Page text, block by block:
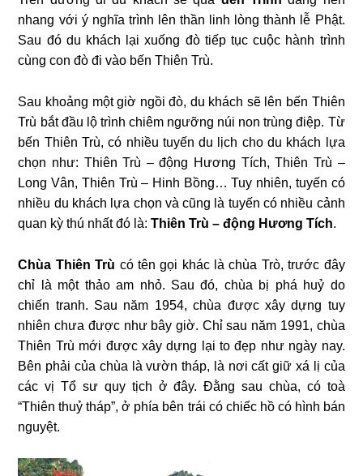
nhang với ý nghĩa trình lên thần linh lòng thành lễ Phật.
Sau đó du khách lại xuống đò tiếp tục cuộc hành trình
cùng con đò đi vào bến Thiên Trù.
Sau khoảng một giờ ngồi đò, du khách sẽ lên bến Thiên
Trù bắt đầu lộ trình chiêm ngưỡng núi non trùng điệp. Từ
bến Thiên Trù, có nhiều tuyến du lịch cho du khách lựa
chọn như: Thiên Trù – động Hương Tích, Thiên Trù –
Long Vân, Thiên Trù – Hinh Bồng… Tuy nhiên, tuyến có
nhiều du khách lựa chọn và cũng là tuyến có nhiều cảnh
quan kỳ thú nhất đó là:Thiên Trù – động Hương Tích.
Chùa Thiên Trù có tên gọi khác là chùa Trò, trước đây
chỉ là một thảo am nhỏ. Sau đó, chùa bị phá huỷ do
chiến tranh. Sau năm 1954, chùa được xây dựng tuy
nhiên chưa được như bây giờ. Chỉ sau năm 1991, chùa
Thiên Trù mới được xây dựng lại to đẹp như ngày nay.
Bên phải của chùa là vườn tháp, là nơi cất giữ xá lị của
các vị Tổ sư quy tịch ở đây. Đằng sau chùa, có toà
“Thiên thuỷ tháp”, ở phía bên trái có chiếc hồ có hình bán
nguyệt.